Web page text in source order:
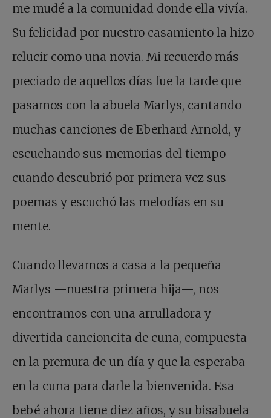
me mudé a la comunidad donde ella vivía.
Su felicidad por nuestro casamiento la hizo
relucir como una novia. Mi recuerdo más
preciado de aquellos días fue la tarde que
pasamos con la abuela Marlys, cantando
muchas canciones de Eberhard Arnold, y
escuchando sus memorias del tiempo
cuando descubrió por primera vez sus
poemas y escuchó las melodías en su
mente.
Cuando llevamos a casa a la pequeña
Marlys —nuestra primera hija—, nos
encontramos con una arrulladora y
divertida cancioncita de cuna, compuesta
en la premura de un día y que la esperaba
en la cuna para darle la bienvenida. Esa
bebé ahora tiene diez años, y su bisabuela